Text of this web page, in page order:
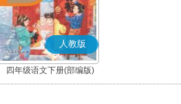
人教版
四年级语文下册(部编版)